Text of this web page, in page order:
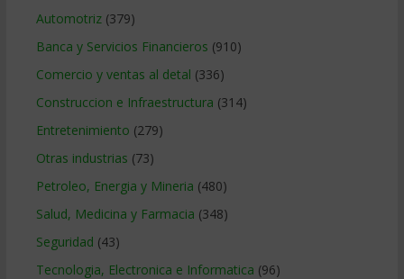
Automotriz(379)
Banca y Servicios Financieros (910)
Comercio y ventas al detal (336)
Construccion e Infraestructura (314)
Entretenimiento (279)
Otras industrias (73)
Petroleo, Energia y Mineria (480)
Salud, Medicina y Farmacia (348)
Seguridad (43)
Tecnologia, Electronica e Informatica (96)